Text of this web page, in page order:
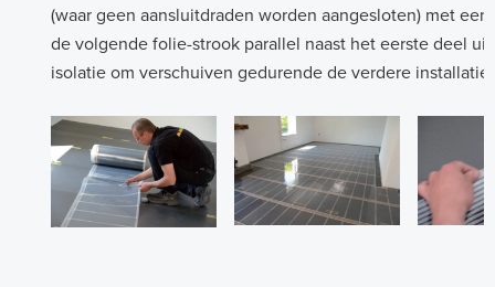
(waar geen aansluitdraden worden aangesloten) met
de volgende folie-strook parallel naast het eerste deel
isolatie om verschuiven gedurende de verdere